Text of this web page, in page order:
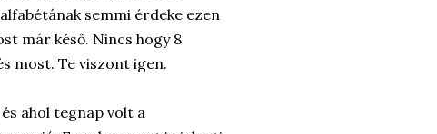
semmi érdeke ezen
már késő. Nincs hogy 8
most. Te viszont igen.
ahol tegnap volt a